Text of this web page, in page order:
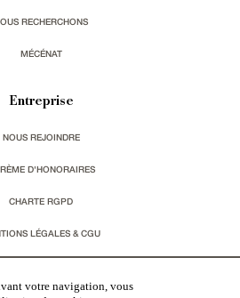
RECHERCHONS
MÉCÉNAT
Entreprise
NOUS REJOINDRE
D'HONORAIRES
CHARTE RGPD
LÉGALES & CGU
nos lettres d'information ?
votre navigation, vous